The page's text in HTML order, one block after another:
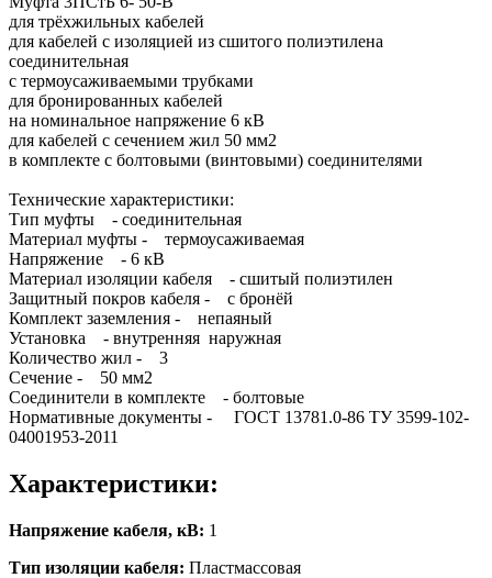
для трёхжильных кабелей
для кабелей с изоляцией из сшитого полиэтилена
соединительная
с термоусаживаемыми трубками
для бронированных кабелей
на номинальное напряжение 6 кВ
для кабелей с сечением жил 50 мм2
в комплекте с болтовыми (винтовыми) соединителями
Технические характеристики:
Тип муфты - соединительная
Материал муфты - термоусаживаемая
Напряжение - 6 кВ
Материал изоляции кабеля - сшитый полиэтилен
Защитный покров кабеля - с бронёй
Комплект заземления - непаяный
Установка - внутренняя наружная
Количество жил - 3
Сечение - 50 мм2
Соединители в комплекте - болтовые
Нормативные документы - ГОСТ 13781.0-86 ТУ 3599-102-
04001953-2011
Характеристики:
Напряжение кабеля, кВ: 1
Тип изоляции кабеля: Пластмассовая